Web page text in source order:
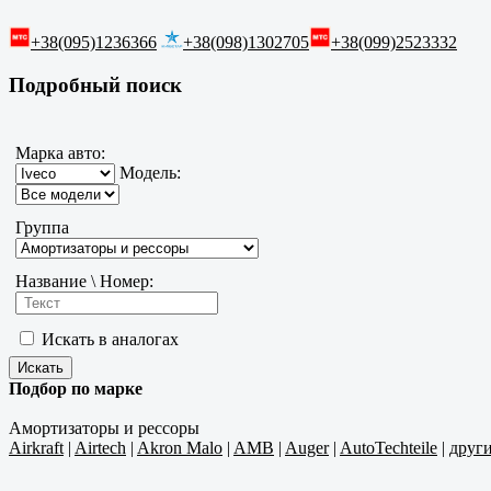
+38(095)1236366 +38(098)1302705 +38(099)2523332
Подробный поиск
Марка авто:
Модель:
Группа
Название \ Номер:
Искать в аналогах
Подбор по марке
Амортизаторы и рессоры
Airkraft| Airtech | Akron Malo | AMB | Auger| AutoTechteile |